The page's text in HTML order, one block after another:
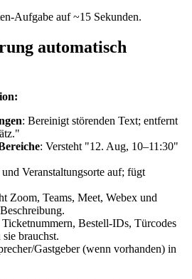
auf ~15 Sekunden.
automatisch
: Bereinigt störenden Text; entfernt
: Versteht "12. Aug, 10–11:30"
Veranstaltungsorte auf; fügt
Zoom, Teams, Meet, Webex und
Ticketnummern, Bestell-IDs, Türcodes
brauchst.
Gastgeber (wenn vorhanden) in